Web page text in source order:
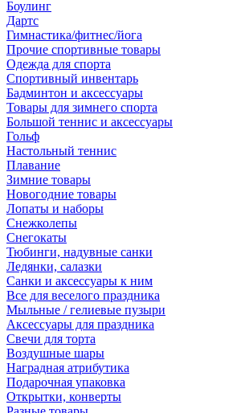
Боулинг
Дартс
Гимнастика/фитнес/йога
Прочие спортивные товары
Одежда для спорта
Спортивный инвентарь
Бадминтон и аксессуары
Товары для зимнего спорта
Большой теннис и аксессуары
Гольф
Настольный теннис
Плавание
Зимние товары
Новогодние товары
Лопаты и наборы
Снежколепы
Снегокаты
Тюбинги, надувные санки
Ледянки, салазки
Санки и аксессуары к ним
Все для веселого праздника
Мыльные / гелиевые пузыри
Аксессуары для праздника
Свечи для торта
Воздушные шары
Наградная атрибутика
Подарочная упаковка
Открытки, конверты